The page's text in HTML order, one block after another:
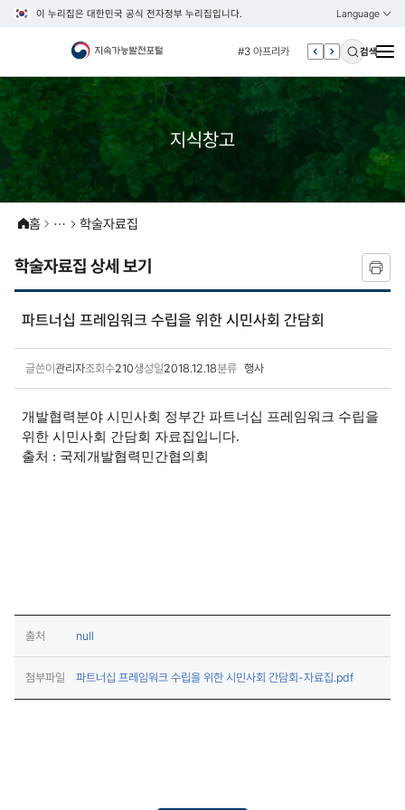
이 누리집은 대한민국 공식 전자정부 누리집입니다. Language
열기
KOREAN
ENGLISH
#3 아프리카
#4 un
#5 vnr
#6 환경
#5 vnr
#6 환경
#7 관세
검색
지식창고
홈 학술자료집
학술자료집 상세 보기
파트너십 프레임워크 수립을 위한 시민사회 간담회
글쓴이관리자조회수210생성일2018.12.18분류 행사
개발협력분야 시민사회 정부간 파트너십 프레임워크 수립을
위한 시민사회 간담회 자료집입니다.
출처 : 국제개발협력민간협의회
출처 null
첨부파일 파트너십 프레임워크 수립을 위한 시민사회 간담회-자료집.pdf(다운로드)